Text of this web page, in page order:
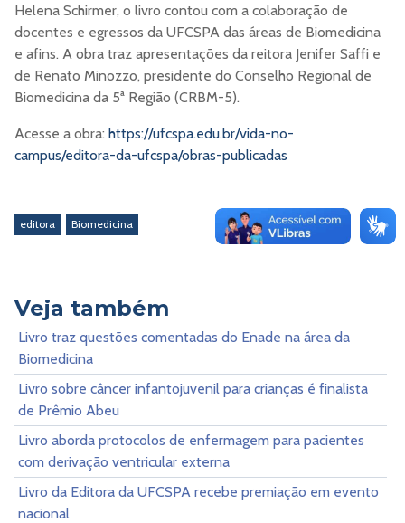
Helena Schirmer, o livro contou com a colaboração de
docentes e egressos da UFCSPA das áreas de Biomedicina
e afins. A obra traz apresentações da reitora Jenifer Saffi e
de Renato Minozzo, presidente do Conselho Regional de
Biomedicina da 5ª Região (CRBM-5).
Acesse a obra: https://ufcspa.edu.br/vida-no-
campus/editora-da-ufcspa/obras-publicadas
editora Biomedicina
Veja também
Livro traz questões comentadas do Enade na área da
Biomedicina
Livro sobre câncer infantojuvenil para crianças é finalista
de Prêmio Abeu
Livro aborda protocolos de enfermagem para pacientes
com derivação ventricular externa
Livro da Editora da UFCSPA recebe premiação em evento
nacional